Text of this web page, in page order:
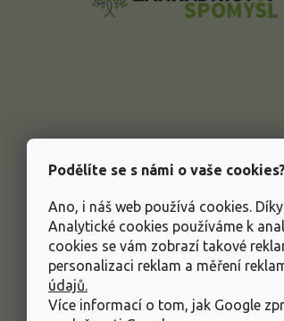
Podělíte se s námi o vaše cookies?
Ano, i náš web používá cookies.
Analytické cookies používáme k
cookies se vám zobrazí takové
personalizaci reklam a měření
údajů.
Více informací o tom, jak Google